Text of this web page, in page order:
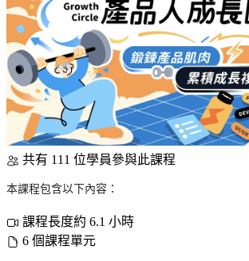
共有 111 位學員參與此課程
本課程包含以下內容：
課程長度約 6.1 小時
6 個課程單元